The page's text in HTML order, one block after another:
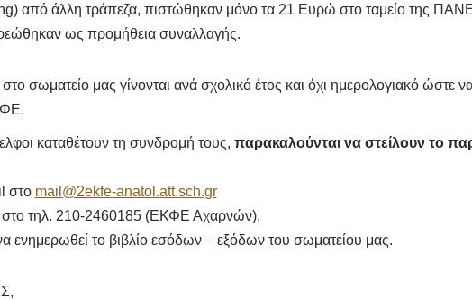
από άλλη τράπεζα, πιστώθηκαν μόνο τα 21 Ευρώ στο ταμείο της
ως προμήθεια συναλλαγής.
σωματείο μας γίνονται ανά σχολικό έτος και όχι ημερολογιακό ώστε
καταθέτουν τη συνδρομή τους, παρακαλούνται να στείλουν το
στο mail@2ekfe-anatol.att.sch.gr
στο τηλ. 210-2460185 (ΕΚΦΕ Αχαρνών),
ενημερωθεί το βιβλίο εσόδων – εξόδων του σωματείου μας.